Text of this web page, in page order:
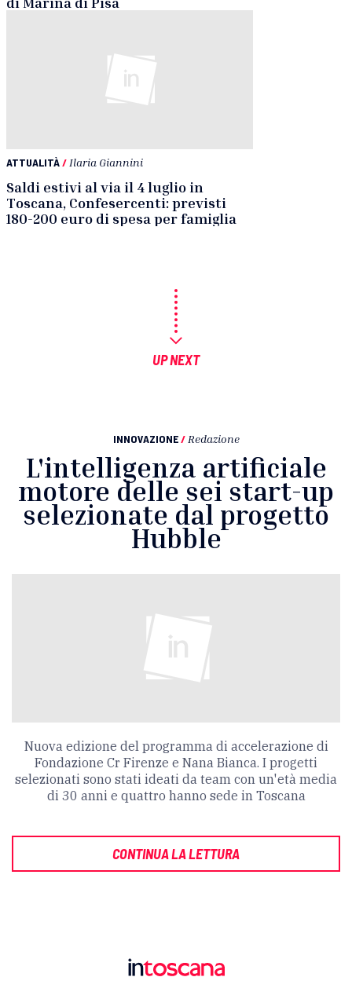
ATTUALITÀ/ Ilaria Giannini
Saldi estivi al via il 4 luglio in
Toscana, Confesercenti: previsti
180-200 euro di spesa per famiglia
UP NEXT
INNOVAZIONE / Redazione
L'intelligenza artificiale
motore delle sei start-up
selezionate dal progetto
Hubble
Nuova edizione del programma di accelerazione di
Fondazione Cr Firenze e Nana Bianca. I progetti
selezionati sono stati ideati da team con un'età media
di 30 anni e quattro hanno sede in Toscana
CONTINUA LA LETTURA